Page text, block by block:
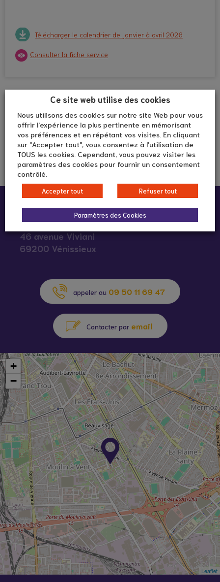
Télécharger le calendrier de janvier à avril 2026
Consulter la fiche service
Infos pratiques :
46 avenue Viviani
69200 Vénissieux
appeler au 09 50 11 69 47
Contacter par email
+
−
Leaflet
Ce site web utilise des cookies
Nous utilisons des cookies sur notre site Web pour vous
offrir l'expérience la plus pertinente en mémorisant
vos préférences et en répétant vos visites. En cliquant
sur "Accepter tout", vous consentez à l'utilisation de
TOUS les cookies. Cependant, vous pouvez visiter les
paramètres des cookies pour fournir un consentement
contrôlé.
Accepter tout Refuser tout
Paramètres des Cookies